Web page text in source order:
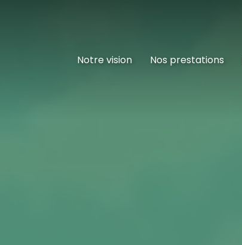
Notre vision Nos prestations